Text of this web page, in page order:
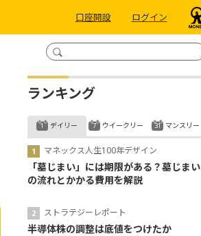
口座開設 ログイン
ランキング
デイリー
マネックス人生100年デザイン
「墓じまい」には期限がある？墓じまい
の流れとかかる費用を解説
ストラテジーレポート
半導体株の調整は底値をつけたか
ウイークリー マンスリー